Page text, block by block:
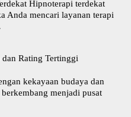
Hipnoterapi terdekat
Anda mencari layanan terapi
Rating Tertinggi
kekayaan budaya dan
menjadi pusat